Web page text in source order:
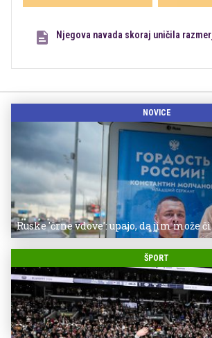
Njegova navada skoraj uničila
NOVICE
Ruske 'črne vdove': upajo, da jim može
ŠPORT